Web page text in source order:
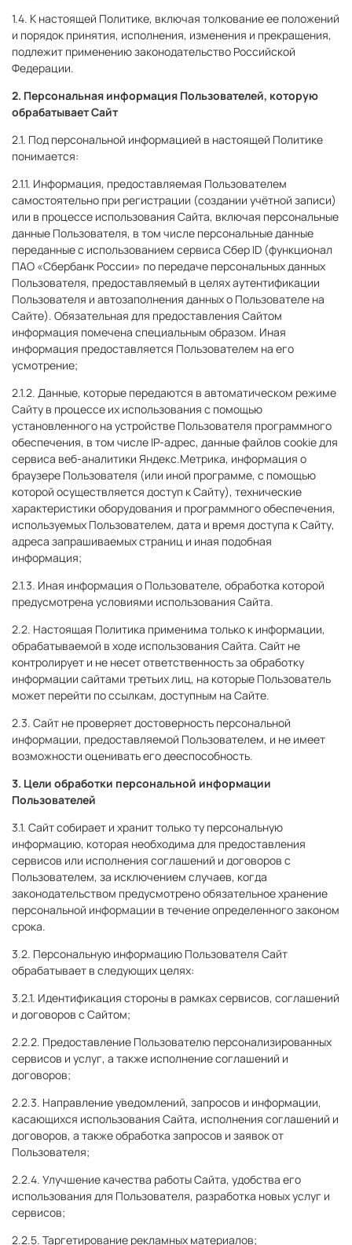
1.4. К настоящей Политике, включая толкование ее положений
и порядок принятия, исполнения, изменения и прекращения,
подлежит применению законодательство Российской
Федерации.
2. Персональная информация Пользователей, которую
обрабатывает Сайт
2.1. Под персональной информацией в настоящей Политике
понимается:
2.1.1. Информация, предоставляемая Пользователем
самостоятельно при регистрации (создании учётной записи)
или в процессе использования Сайта, включая персональные
данные Пользователя, в том числе персональные данные
переданные с использованием сервиса Сбер ID (функционал
ПАО «Сбербанк России» по передаче персональных данных
Пользователя, предоставляемый в целях аутентификации
Пользователя и автозаполнения данных о Пользователе на
Сайте). Обязательная для предоставления Сайтом
информация помечена специальным образом. Иная
информация предоставляется Пользователем на его
усмотрение;
2.1.2. Данные, которые передаются в автоматическом режиме
Сайту в процессе их использования с помощью
установленного на устройстве Пользователя программного
обеспечения, в том числе IP-адрес, данные файлов cookie для
сервиса веб-аналитики Яндекс.Метрика, информация о
браузере Пользователя (или иной программе, с помощью
которой осуществляется доступ к Сайту), технические
характеристики оборудования и программного обеспечения,
используемых Пользователем, дата и время доступа к Сайту,
адреса запрашиваемых страниц и иная подобная
информация;
2.1.3. Иная информация о Пользователе, обработка которой
предусмотрена условиями использования Сайта.
2.2. Настоящая Политика применима только к информации,
обрабатываемой в ходе использования Сайта. Сайт не
контролирует и не несет ответственность за обработку
информации сайтами третьих лиц, на которые Пользователь
может перейти по ссылкам, доступным на Сайте.
2.3. Сайт не проверяет достоверность персональной
информации, предоставляемой Пользователем, и не имеет
возможности оценивать его дееспособность.
3. Цели обработки персональной информации
Пользователей
3.1. Сайт собирает и хранит только ту персональную
информацию, которая необходима для предоставления
сервисов или исполнения соглашений и договоров с
Пользователем, за исключением случаев, когда
законодательством предусмотрено обязательное хранение
персональной информации в течение определенного законом
срока.
3.2. Персональную информацию Пользователя Сайт
обрабатывает в следующих целях:
3.2.1. Идентификация стороны в рамках сервисов, соглашений
и договоров с Сайтом;
2.2.2. Предоставление Пользователю персонализированных
сервисов и услуг, а также исполнение соглашений и
договоров;
2.2.3. Направление уведомлений, запросов и информации,
касающихся использования Сайта, исполнения соглашений и
договоров, а также обработка запросов и заявок от
Пользователя;
2.2.4. Улучшение качества работы Сайта, удобства его
использования для Пользователя, разработка новых услуг и
сервисов;
2.2.5. Таргетирование рекламных материалов;